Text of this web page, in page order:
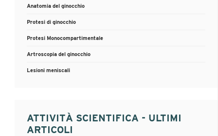
Anatomia del ginocchio
Protesi di ginocchio
Protesi Monocompartimentale
Artroscopia del ginocchio
Lesioni meniscali
ATTIVITÀ SCIENTIFICA - ULTIMI
ARTICOLI